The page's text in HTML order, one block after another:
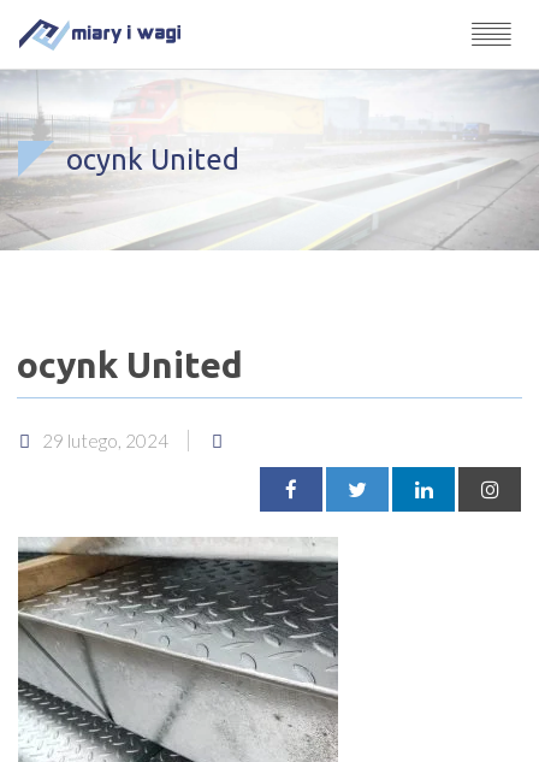
ocynk United
ocynk United
29 lutego, 2024